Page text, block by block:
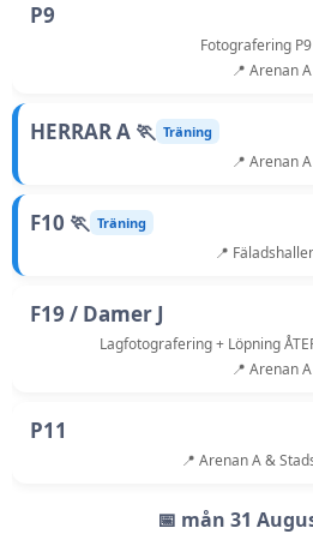
P9
Fotografering
📍 Arenan A
HERRAR A 🏃 Träning
📍 Arenan A
F10 🏃 Träning
📍
F19 / Damer J
Lagfotografering + Löpning
📍 Arenan A
P11
📍 Arenan A &
📅 mån 31